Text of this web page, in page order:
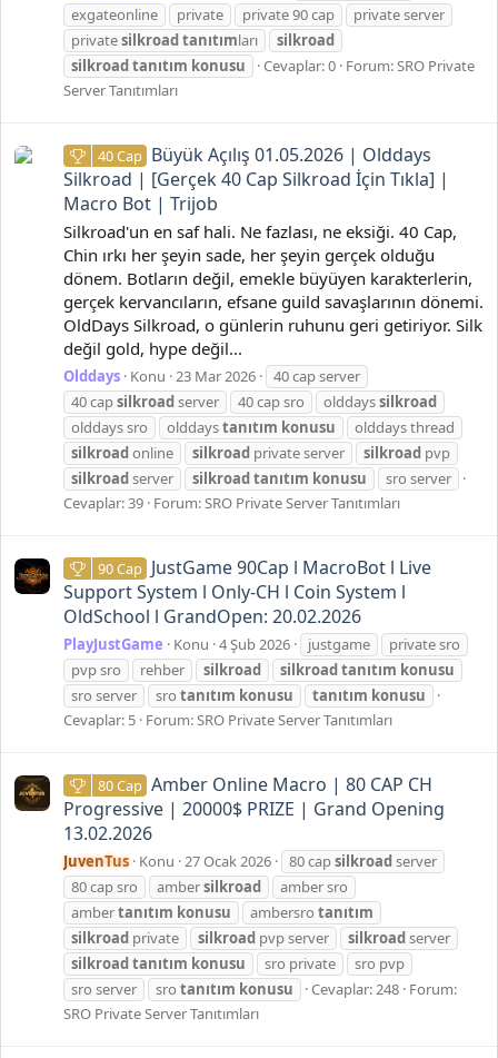
exgateonline
private private 90 cap
private server
privatesilkroadtanıtımları
silkroad
silkroadtanıtım konusu Cevaplar: 0 Forum:SRO Private
Server Tanıtımları
40 Cap Büyük Açılış 01.05.2026 | Olddays
Silkroad | [Gerçek 40 Cap Silkroad İçin Tıkla] |
Macro Bot | Trijob
Silkroad'un en saf hali. Ne fazlası, ne eksiği. 40 Cap,
Chin ırkı her şeyin sade, her şeyin gerçek olduğu
dönem. Botların değil, emekle büyüyen karakterlerin,
gerçek kervancıların, efsane guild savaşlarının dönemi.
OldDays Silkroad, o günlerin ruhunu geri getiriyor. Silk
değil gold, hype değil...
Olddays Konu 23 Mar 2026
40 cap server
40 capsilkroadserver 40 cap sro olddayssilkroad
olddays sro
olddaystanıtım konusu
olddays thread
silkroadonline silkroad private server silkroad pvp
silkroadserver silkroadtanıtım konusu
sro server
Cevaplar: 39 Forum:SRO Private Server Tanıtımları
90 Cap JustGame 90Cap l MacroBot l Live
Support System l Only-CH l Coin System l
OldSchool l GrandOpen: 20.02.2026
PlayJustGame Konu 4 Şub 2026 justgame
private sro
pvp sro
rehber silkroad silkroadtanıtım konusu
sro server
sro tanıtım konusu tanıtım konusu
Cevaplar: 5 Forum:SRO Private Server Tanıtımları
80 Cap Amber Online Macro | 80 CAP CH
Progressive | 20000$ PRIZE | Grand Opening
13.02.2026
JuvenTus Konu 27 Ocak 2026 80 capsilkroadserver
80 cap sro
ambersilkroad
amber sro
ambertanıtım konusu ambersro tanıtım
silkroad private silkroad pvp server silkroadserver
silkroadtanıtım konusu sro private
sro pvp
sro server
sro tanıtım konusu Cevaplar: 248 Forum:
SRO Private Server Tanıtımları